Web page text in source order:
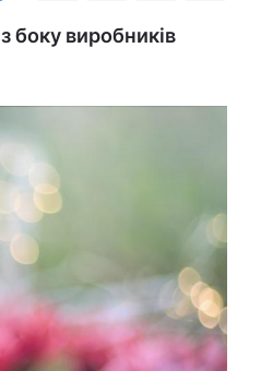
боку виробників